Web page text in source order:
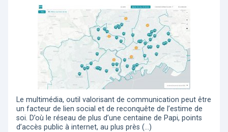
Le multimédia, outil valorisant de communication peut être
un facteur de lien social et de reconquête de l’estime de
soi. D’où le réseau de plus d’une centaine de Papi, points
d’accès public à internet, au plus près (…)